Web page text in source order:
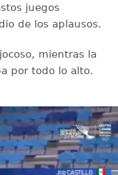
juegos
de los aplausos.
mientras la
por todo lo alto.